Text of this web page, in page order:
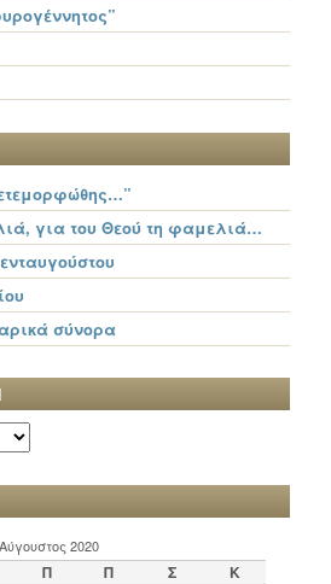
για του Θεού τη φαμελιά…
σύνορα
Αύγουστος 2020
Π Π Σ
Κ